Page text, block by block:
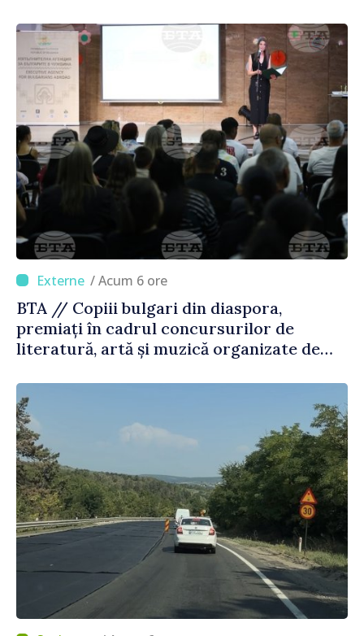
/ Acum 6 ore
BTA // Copiii bulgari din diaspora,
premiați în cadrul concursurilor de
literatură, artă și muzică organizate de
Străinătate